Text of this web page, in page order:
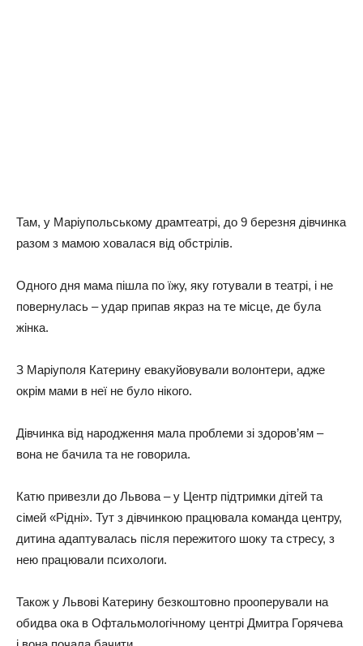
Там, у Маріупольському драмтеатрі, до 9 березня дівчинка
разом з мамою ховалася від обстрілів.
Одного дня мама пішла по їжу, яку готували в театрі, і не
повернулась – удар припав якраз на те місце, де була
жінка.
З Маріуполя Катерину евакуйовували волонтери, адже
окрім мами в неї не було нікого.
Дівчинка від народження мала проблеми зі здоров’ям –
вона не бачила та не говорила.
Катю привезли до Львова – у Центр підтримки дітей та
сімей «Рідні». Тут з дівчинкою працювала команда центру,
дитина адаптувалась після пережитого шоку та стресу, з
нею працювали психологи.
Також у Львові Катерину безкоштовно прооперували на
обидва ока в Офтальмологічному центрі Дмитра Горячева